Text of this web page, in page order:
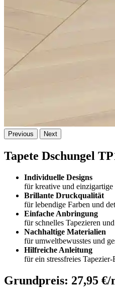
Previous Next
Tapete Dschungel
Individuelle Designs
für kreative und einzigartige
Brillante Druckqualität
für lebendige Farben und
Einfache Anbringung
für schnelles Tapezieren
Nachhaltige Materialien
für umweltbewusstes und
Hilfreiche Anleitung
für ein stressfreies
Grundpreis: 27,95 €/